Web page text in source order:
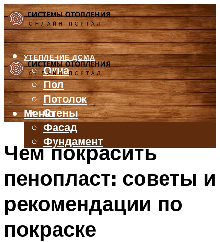
УТЕПЛЕНИЕ ДОМА
Окна
Пол
Потолок
Стены
Фасад
Фундамент
БАЛКОН И ЛОДЖИЯ
ВЕНТИЛЯЦИЯ
ТРУБЫ
Меню
Меню
Чем покрасить
пенопласт: советы и
рекомендации по
покраске